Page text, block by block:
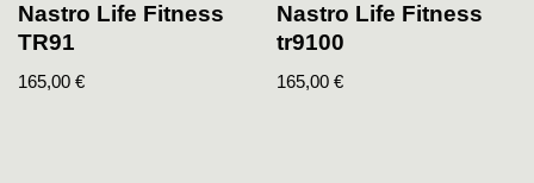
Nastro Life Fitness
TR91
165,00 €
Nastro Life Fitness
tr9100
165,00€